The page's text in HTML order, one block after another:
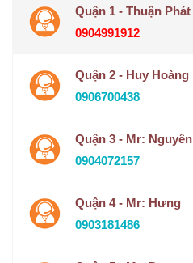
Quận 1 - Thuận Phát
0904991912
Quận 2 - Huy Hoàng
0906700438
Quận 3 - Mr: Nguyên
0904072157
Quận 4 - Mr: Hưng
0903181486